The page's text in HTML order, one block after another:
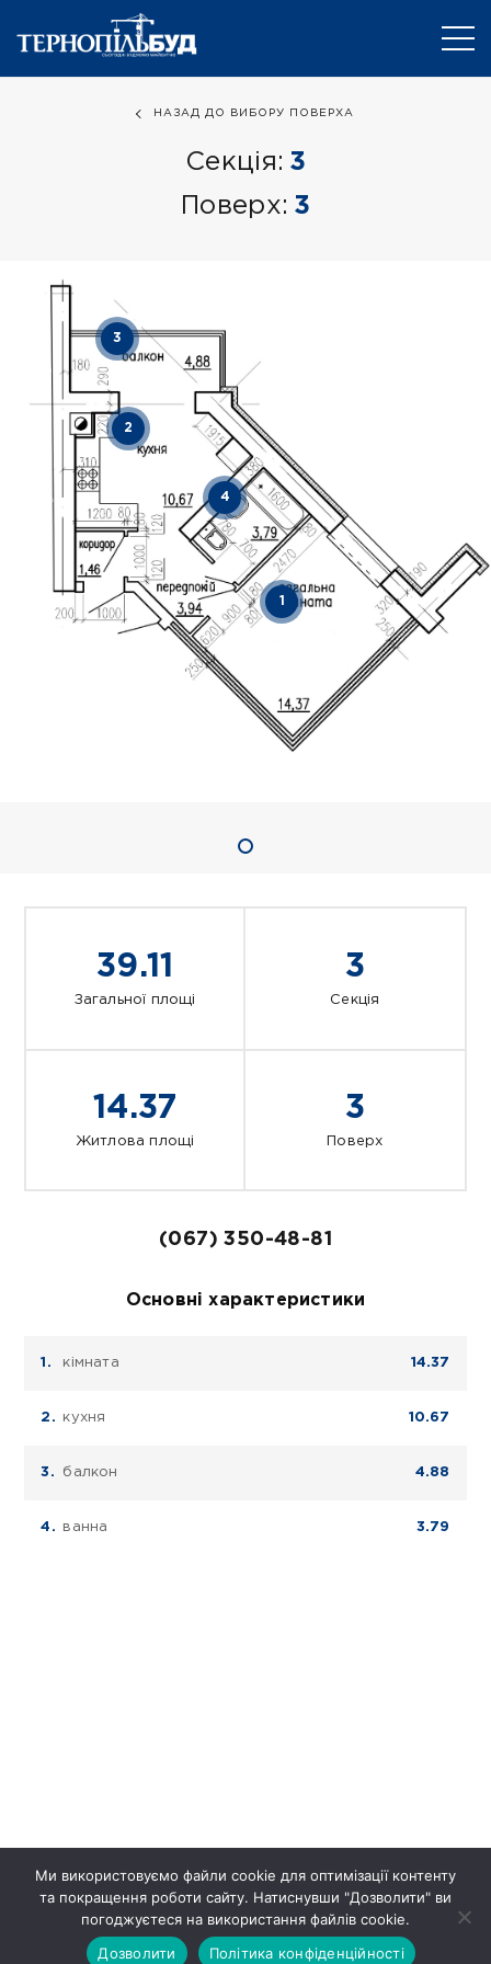
НАЗАД ДО ВИБОРУ ПОВЕРХА
Секція: 3
Поверх: 3
1
2
3
4
39.11
Загальної площі
3
Секція
14.37
Житлова площі
3
Поверх
(067) 350-48-81
Основні характеристики
кімната 14.37
кухня 10.67
балкон 4.88
ванна 3.79
Ми використовуємо файли cookie для оптимізації контенту
та покращення роботи сайту. Натиснувши "Дозволити" ви
погоджуєтеся на використання файлів cookie.
Дозволити
Політика конфіденційності